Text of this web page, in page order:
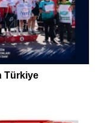
Türkiye